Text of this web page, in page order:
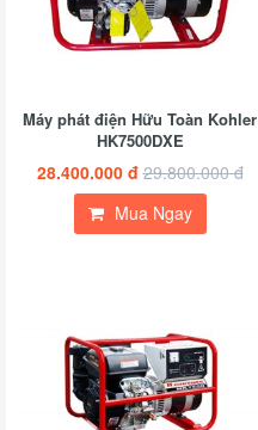
Máy phát điện Hữu Toàn Kohler
HK7500DXE
28.400.000 đ 29.800.000 đ
Mua Ngay